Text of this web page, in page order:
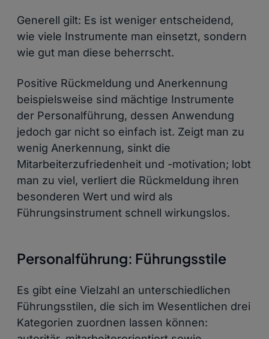
Generell gilt: Es ist weniger entscheidend,
wie viele Instrumente man einsetzt, sondern
wie gut man diese beherrscht.
Positive Rückmeldung und Anerkennung
beispielsweise sind mächtige Instrumente
der Personalführung, dessen Anwendung
jedoch gar nicht so einfach ist. Zeigt man zu
wenig Anerkennung, sinkt die
Mitarbeiterzufriedenheit und -motivation; lobt
man zu viel, verliert die Rückmeldung ihren
besonderen Wert und wird als
Führungsinstrument schnell wirkungslos.
Personalführung: Führungsstile
Es gibt eine Vielzahl an unterschiedlichen
Führungsstilen, die sich im Wesentlichen drei
Kategorien zuordnen lassen können: